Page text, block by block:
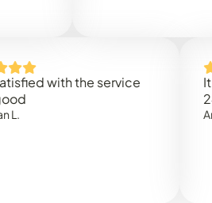
with the service
It was